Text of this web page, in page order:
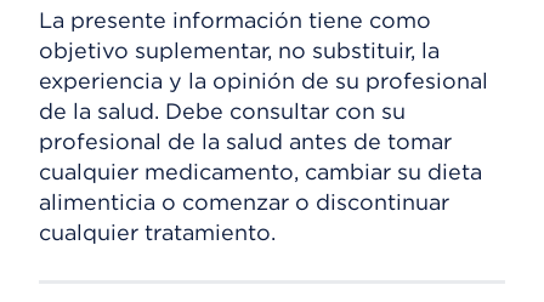
La presente información tiene como
objetivo suplementar, no substituir, la
experiencia y la opinión de su profesional
de la salud. Debe consultar con su
profesional de la salud antes de tomar
cualquier medicamento, cambiar su dieta
alimenticia o comenzar o discontinuar
cualquier tratamiento.